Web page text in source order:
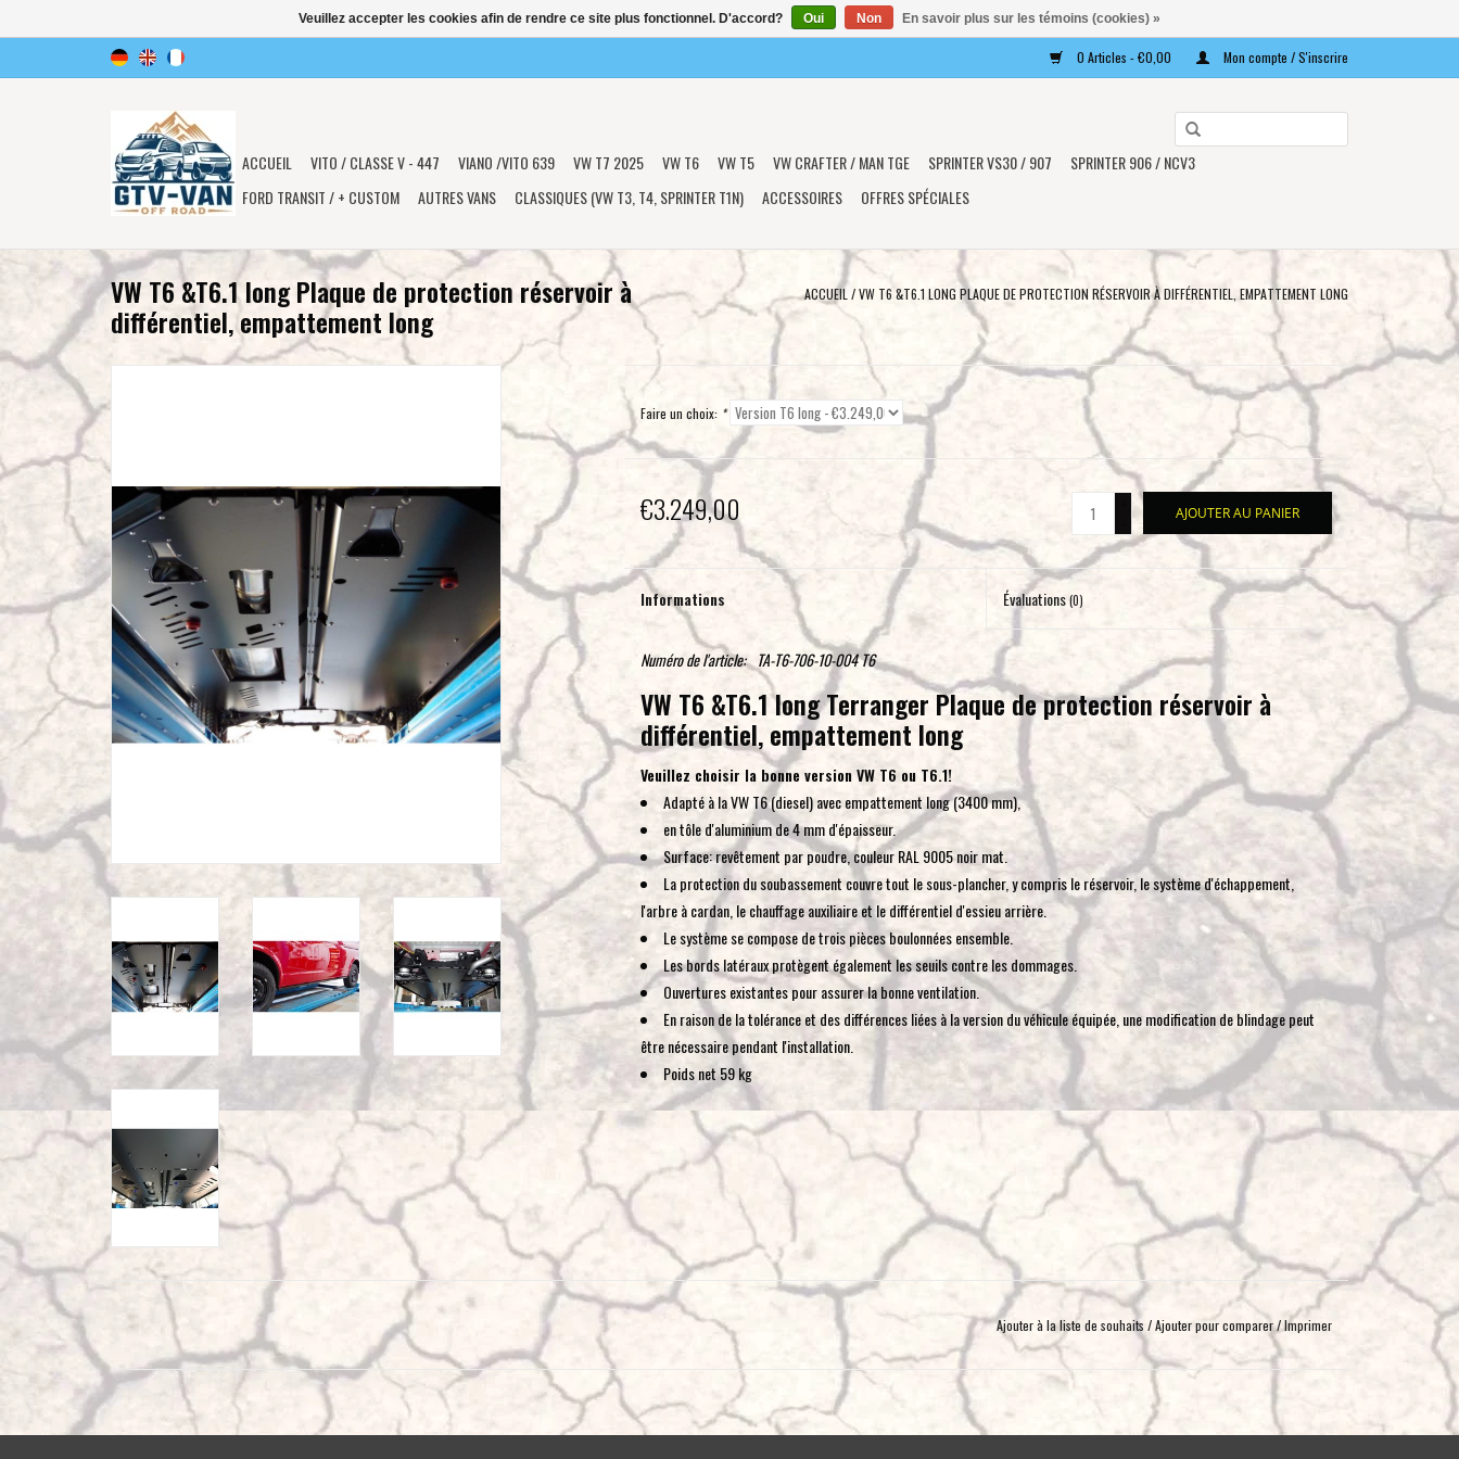
0 Articles - €0,00 Mon compte / S'inscrire
sélectionner
résultat
Entrée
pour
de
recherche
sélectionné.
Les
utilisateurs
d'appareils
tactiles
peuvent
de
gestes
tels
toucher
et
glisser.
ACCUEIL VITO / CLASSE V - 447 VIANO /VITO 639 VW T7 2025 VW T6 VW T5 VW CRAFTER / MAN TGE SPRINTER VS30 / 907
SPRINTER 906 / NCV3
FORD TRANSIT / + CUSTOM
AUTRES VANS CLASSIQUES (VW T3, T4, SPRINTER T1N) ACCESSOIRES OFFRES SPÉCIALES
VW T6 &T6.1 long Plaque de protection réservoir à
différentiel, empattement long
ACCUEIL /VW T6 &T6.1 LONG PLAQUE DE PROTECTION RÉSERVOIR À DIFFÉRENTIEL, EMPATTEMENT LONG
Faire un choix: *
€3.249,00 AJOUTER AU PANIER
Informations Évaluations(0)
Numéro de l'article: TA-T6-706-10-004 T6
VW T6 &T6.1 long Terranger Plaque de protection réservoir à
différentiel, empattement long
Veuillez choisir la bonne version VW T6 ou T6.1!
Adapté à la VW T6 (diesel) avec empattement long (3400 mm),
en tôle d'aluminium de 4 mm d'épaisseur.
Surface: revêtement par poudre, couleur RAL 9005 noir mat.
La protection du soubassement couvre tout le sous-plancher, y compris le réservoir, le système d'échappement,
l'arbre à cardan, le chauffage auxiliaire et le différentiel d'essieu arrière.
Le système se compose de trois pièces boulonnées ensemble.
Les bords latéraux protègent également les seuils contre les dommages.
Ouvertures existantes pour assurer la bonne ventilation.
En raison de la tolérance et des différences liées à la version du véhicule équipée, une modification de blindage peut
être nécessaire pendant l'installation.
Poids net 59 kg
Ajouter à la liste de souhaits /Ajouter pour comparer/Imprimer
Veuillez accepter les cookies afin de rendre ce site plus fonctionnel. D'accord? Oui Non En savoir plus sur les témoins (cookies) »